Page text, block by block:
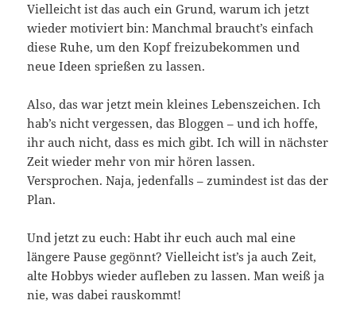
Vielleicht ist das auch ein Grund, warum ich jetzt
wieder motiviert bin: Manchmal braucht’s einfach
diese Ruhe, um den Kopf freizubekommen und
neue Ideen sprießen zu lassen.
Also, das war jetzt mein kleines Lebenszeichen. Ich
hab’s nicht vergessen, das Bloggen – und ich hoffe,
ihr auch nicht, dass es mich gibt. Ich will in nächster
Zeit wieder mehr von mir hören lassen.
Versprochen. Naja, jedenfalls – zumindest ist das der
Plan.
Und jetzt zu euch: Habt ihr euch auch mal eine
längere Pause gegönnt? Vielleicht ist’s ja auch Zeit,
alte Hobbys wieder aufleben zu lassen. Man weiß ja
nie, was dabei rauskommt!